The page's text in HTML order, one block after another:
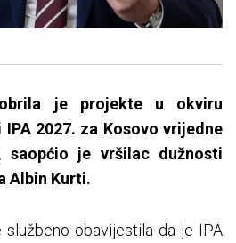
je projekte u okviru
IPA 2027. za Kosovo vrijedne
saopćio je vršilac dužnosti
Albin Kurti.
službeno obavijestila da je IPA